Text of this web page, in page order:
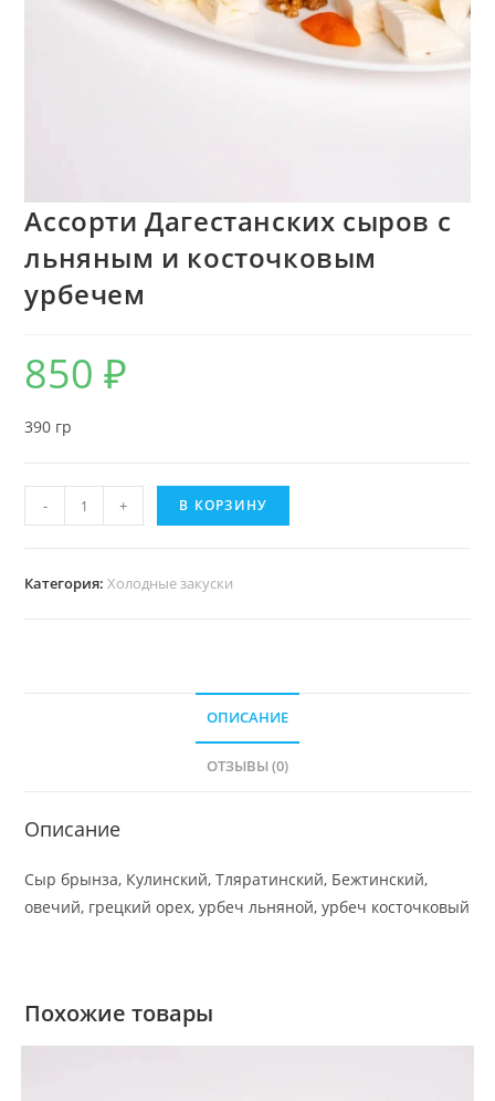
Ассорти Дагестанских сыров с
льняным и косточковым
урбечем
850₽
390 гр
- + В КОРЗИНУ
Категория:Холодные закуски
ОПИСАНИЕ
ОТЗЫВЫ (0)
Описание
Сыр брынза, Кулинский, Тляратинский, Бежтинский,
овечий, грецкий орех, урбеч льняной, урбеч косточковый
Похожие товары